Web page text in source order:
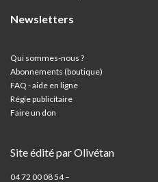
Newsletters
Qui sommes-nous ?
Abonnements (boutique)
FAQ - aide en ligne
Régie publicitaire
Faire un don
Site édité par Olivétan
04 72 00 08 54 –